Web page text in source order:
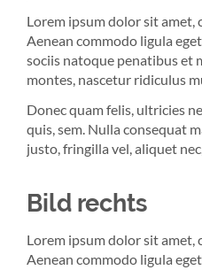
Lorem ipsum dolor sit amet,
Aenean commodo ligula
sociis natoque penatibus et
montes, nascetur ridiculus
Donec quam felis, ultricies
quis, sem. Nulla consequat
justo, fringilla vel, aliquet
Bild rechts
Lorem ipsum dolor sit amet,
Aenean commodo ligula